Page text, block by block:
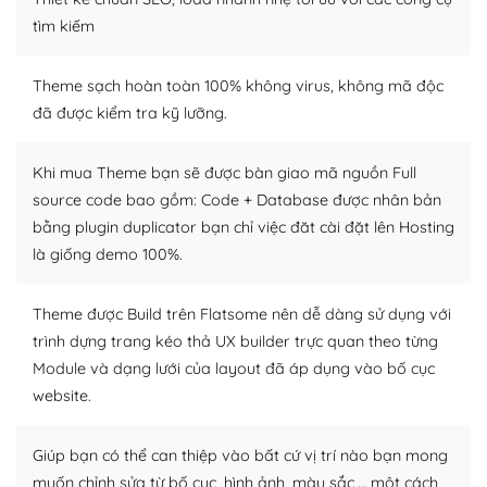
– Sở hữu một cộng đồng lớn, sẵn sàng hỗ trợ
người cuồng tín WordPress.
Nếu bạn gặp khó khăn, bạn có thể lên mạng và tìm
kiếm những cộng đồng WordPress, họ sẽ giúp bạn trả
Cộng đồng sử dụng WordPress sẵn sàng hỗ trợ bạn
– Đa dạng plugin và themes
nhiều plugin trả phí hoặc miễn phí.
tìm kiếm
Theme sạch hoàn toàn 100% không virus, không mã độc
đã được kiểm tra kỹ lưỡng.
Khi mua Theme bạn sẽ được bàn giao mã nguồn Full
source code bao gồm: Code + Database được nhân bản
bằng plugin duplicator bạn chỉ việc đăt cài đặt lên Hosting
là giống demo 100%.
Theme được Build trên Flatsome nên dễ dàng sử dụng với
trình dựng trang kéo thả UX builder trực quan theo từng
Module và dạng lưới của layout đã áp dụng vào bố cục
website.
Giúp bạn có thể can thiệp vào bất cứ vị trí nào bạn mong
muốn chỉnh sửa từ bố cục, hình ảnh, màu sắc,… một cách